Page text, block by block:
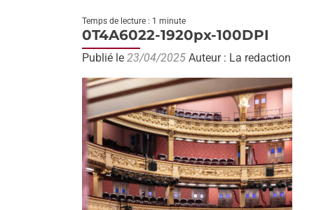
Temps de lecture : 1 minute
0T4A6022-1920px-100DPI
Publié le 23/04/2025 Auteur : La redaction